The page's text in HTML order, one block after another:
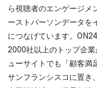
ら視聴者のエンゲージメ
ーストパーソンデータを
につなげています。
2000社以上のトップ企
ューサイトでも「顧客満
サンフランシスコに置き